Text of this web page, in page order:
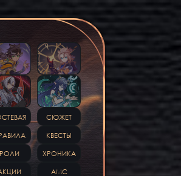
СЮЖЕТ
КВЕСТЫ
РОЛИ ХРОНИКА
АМС